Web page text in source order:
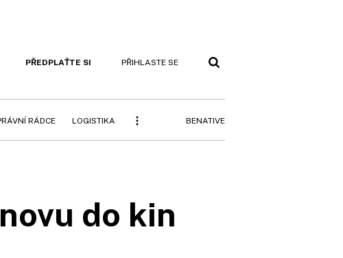
PŘEDPLAŤTE SI PŘIHLASTE SE
RÁDCE LOGISTIKA BENATIVE
do kin